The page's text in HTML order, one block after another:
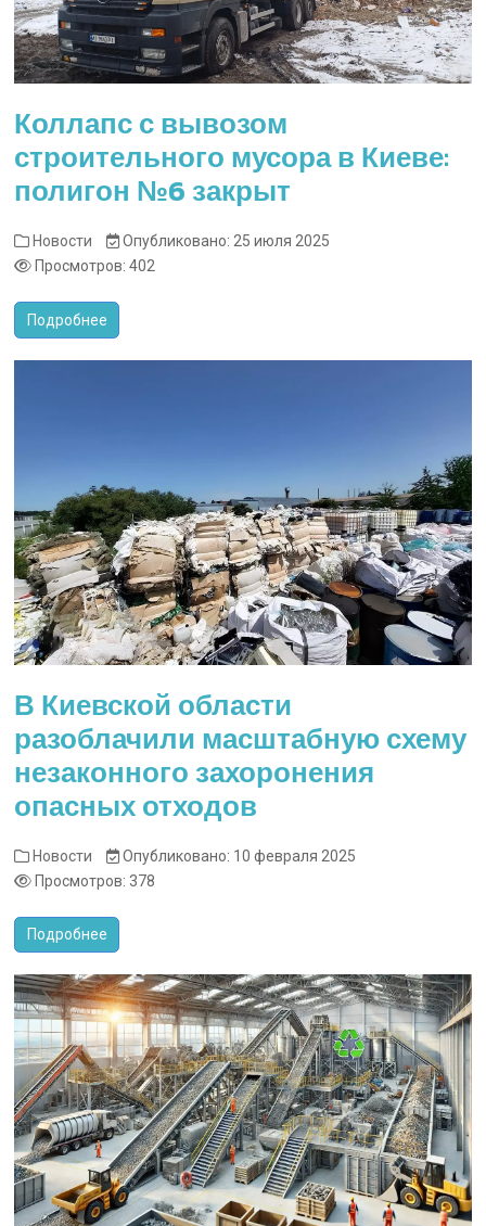
Коллапс с вывозом
строительного мусора в Киеве:
полигон №6 закрыт
Новости
Опубликовано: 25 июля 2025
Просмотров: 402
Подробнее
В Киевской области
разоблачили масштабную схему
незаконного захоронения
опасных отходов
Новости
Опубликовано: 10 февраля 2025
Просмотров: 378
Подробнее